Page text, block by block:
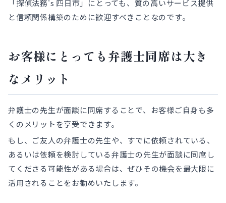
「探偵法務's 四日市」にとっても、質の高いサービス提供
と信頼関係構築のために歓迎すべきことなのです。
お客様にとっても弁護士同席は大き
なメリット
弁護士の先生が面談に同席することで、お客様ご自身も多
くのメリットを享受できます。
もし、ご友人の弁護士の先生や、すでに依頼されている、
あるいは依頼を検討している弁護士の先生が面談に同席し
てくださる可能性がある場合は、ぜひその機会を最大限に
活用されることをお勧めいたします。